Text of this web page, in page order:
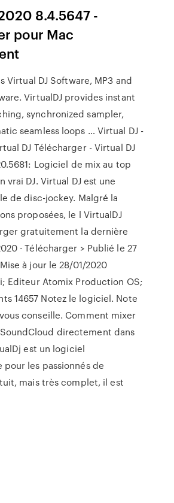
8.4.5647 -
pour Mac
Virtual DJ Software, MP3 and
VirtualDJ provides instant
synchronized sampler,
seamless loops … Virtual DJ -
DJ Télécharger - Virtual DJ
Logiciel de mix au top
vrai DJ. Virtual DJ est une
de disc-jockey. Malgré la
proposées, le l VirtualDJ
gratuitement la dernière
· Télécharger > Publié le 27
à jour le 28/01/2020
Editeur Atomix Production OS;
14657 Notez le logiciel. Note
conseille. Comment mixer
directement dans
est un logiciel
les passionnés de
mais très complet, il est